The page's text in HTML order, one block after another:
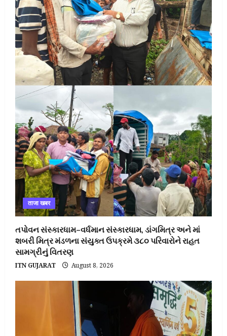
ताजा खबर
તપોવન સંસ્કારધામ–વર્ધમાન સંસ્કારધામ, ડાંગમિત્ર અને માં
શબરી મિત્ર મંડળના સંયુક્ત ઉપક્રમે ૩૮૦ પરિવારોને રાહત
સામગ્રીનું વિતરણ
ITN GUJARAT August 8, 2026